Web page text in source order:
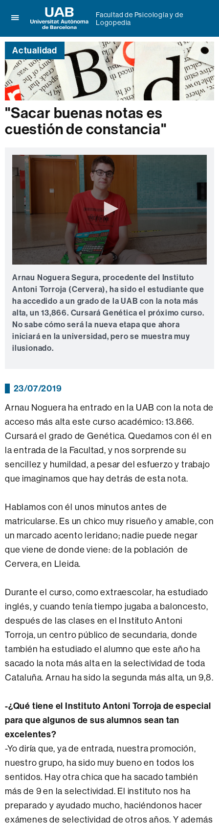
aquí
para
desplegar
el
menú
de
Facultad
de
Psicología
y
de
Universitat
Autònoma
de
Barcelona
Facultad de Psicología y de
Logopedia
Actualidad
"Sacar buenas notas es
cuestión de constancia"
seconds
0
seconds
Arnau Noguera Segura, procedente del Instituto
Antoni Torroja (Cervera), ha sido el estudiante que
ha accedido a un grado de la UAB con la nota más
alta, un 13,866. Cursará Genética el próximo curso.
No sabe cómo será la nueva etapa que ahora
iniciará en la universidad, pero se muestra muy
ilusionado.
23/07/2019
Arnau Noguera ha entrado en la UAB con la nota de
acceso más alta este curso académico: 13.866.
Cursará el grado de Genética. Quedamos con él en
la entrada de la Facultad, y nos sorprende su
sencillez y humildad, a pesar del esfuerzo y trabajo
que imaginamos que hay detrás de esta nota.
Hablamos con él unos minutos antes de
matricularse. Es un chico muy risueño y amable, con
un marcado acento leridano; nadie puede negar
que viene de donde viene: de la población de
Cervera, en Lleida.
Durante el curso, como extraescolar, ha estudiado
inglés, y cuando tenía tiempo jugaba a baloncesto,
después de las clases en el Instituto Antoni
Torroja, un centro público de secundaria, donde
también ha estudiado el alumno que este año ha
sacado la nota más alta en la selectividad de toda
Cataluña. Arnau ha sido la segunda más alta, un 9,8.
-¿Qué tiene el Instituto Antoni Torroja de especial
para que algunos de sus alumnos sean tan
excelentes?
-Yo diría que, ya de entrada, nuestra promoción,
nuestro grupo, ha sido muy bueno en todos los
sentidos. Hay otra chica que ha sacado también
más de 9 en la selectividad. El instituto nos ha
preparado y ayudado mucho, haciéndonos hacer
exámenes de selectividad de otros años. Y además